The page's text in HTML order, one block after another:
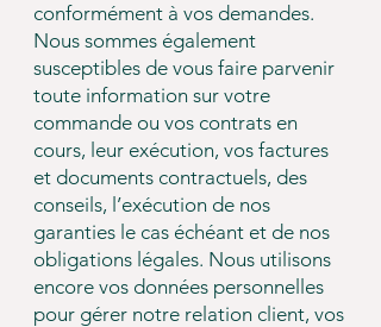
conformément à vos demandes.
Nous sommes également
susceptibles de vous faire parvenir
toute information sur votre
commande ou vos contrats en
cours, leur exécution, vos factures
et documents contractuels, des
conseils, l’exécution de nos
garanties le cas échéant et de nos
obligations légales. Nous utilisons
encore vos données personnelles
pour gérer notre relation client, vos